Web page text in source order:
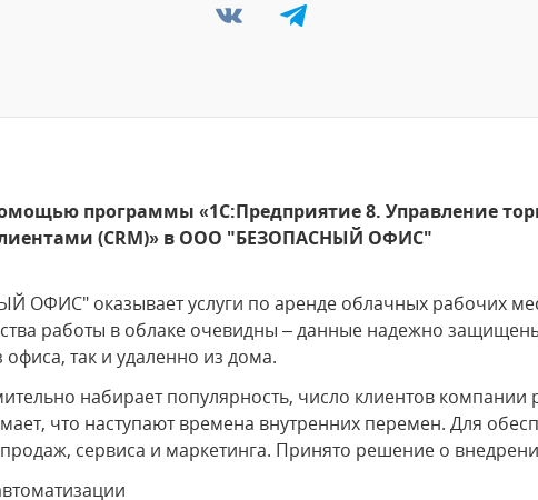
программы «1С:Предприятие 8. Управление
(CRM)» в ООО "БЕЗОПАСНЫЙ ОФИС"
оказывает услуги по аренде облачных рабочих
работы в облаке очевидны – данные надежно
так и удаленно из дома.
набирает популярность, число клиентов компании
что наступают времена внутренних перемен. Для
сервиса и маркетинга. Принято решение о